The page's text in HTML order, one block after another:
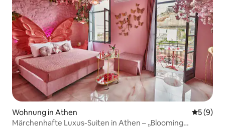
Wohnung in Athen
5 (9)
Märchenhafte Luxus-Suiten in Athen – „Blooming